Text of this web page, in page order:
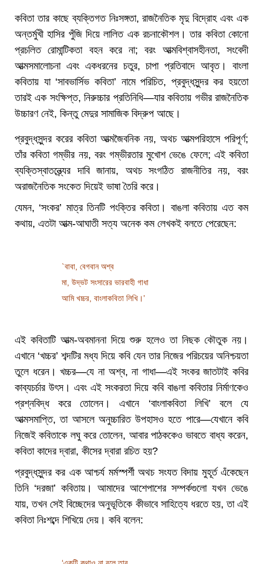
কবিতা তার কাছে ব্যক্তিগত নিঃসঙ্গতা, রাজনৈতিক মৃদু বিদ্রোহ এবং এক
অন্তর্মুখী হাসির পুঁজি দিয়ে লালিত এক রচনাকৌশল। তার কবিতা কোনো
প্রচলিত রোমান্টিকতা বহন করে না; বরং আত্মবিশ্বাসহীনতা, সংবেদী
আত্মসমালোচনা এবং একধরনের চতুর, চাপা প্রতিবাদে আবৃত। বাংলা
কবিতায় যা ‘সাবভার্সিভ কবিতা’ নামে পরিচিত, প্রবুদ্ধসুন্দর কর হয়তো
তারই এক সংক্ষিপ্ত, নিরুচ্চার প্রতিনিধি—যার কবিতায় গভীর রাজনৈতিক
উচ্চারণ নেই, কিন্তু মেদুর সামাজিক বিদ্রুপ আছে।
প্রবুদ্ধসুন্দর করের কবিতা আত্মজৈবনিক নয়, অথচ আত্মপরিহাসে পরিপূর্ণ;
তাঁর কবিতা গম্ভীর নয়, বরং গম্ভীরতার মুখোশ ভেঙে ফেলে; এই কবিতা
ব্যক্তিস্বাতন্ত্র্যের দাবি জানায়, অথচ সংগঠিত রাজনীতির নয়, বরং
অরাজনৈতিক সংকেত দিয়েই ভাষা তৈরি করে।
যেমন, ‘সংকর’ মাত্র তিনটি পংক্তির কবিতা। বাঙলা কবিতায় এত কম
কথায়, এতটা আত্ম-আঘাতী সত্য অনেক কম লেখকই বলতে পেরেছেন:
`বাবা, বেগবান অশ্ব
মা, উদ্ভট সংসারের ভারবাহী গাধা
আমি খচ্চর, বাংলাকবিতা লিখি।’
এই কবিতাটি আত্ম-অবমাননা দিয়ে শুরু হলেও তা নিছক কৌতুক নয়।
এখানে ‘খচ্চর’ শব্দটির মধ্য দিয়ে কবি যেন তার নিজের পরিচয়ের অনিশ্চয়তা
তুলে ধরেন। খচ্চর—যে না অশ্ব, না গাধা—এই সংকর জাতটাই কবির
কাব্যচর্চার উৎস। এবং এই সংকরতা দিয়ে কবি বাঙলা কবিতার নির্মাণকেও
প্রশ্নবিদ্ধ করে তোলেন। এখানে ‘বাংলাকবিতা লিখি’ বলে যে
আত্মসমাপ্তি, তা আসলে অনুচ্চারিত উপহাসও হতে পারে—যেখানে কবি
নিজেই কবিতাকে লঘু করে তোলেন, আবার পাঠককেও ভাবতে বাধ্য করেন,
কবিতা কাদের দ্বারা, কীসের দ্বারা রচিত হয়?
প্রবুদ্ধসুন্দর কর এক আশ্চর্য মর্মস্পর্শী অথচ সংযত বিদায় মুহূর্ত এঁকেছেন
তিনি ‘দরজা’ কবিতায়। আমাদের আশেপাশের সম্পর্কগুলো যখন ভেঙে
যায়, তখন সেই বিচ্ছেদের অনুভূতিকে কীভাবে সাহিত্যে ধরতে হয়, তা এই
কবিতা নিঃশব্দে শিখিয়ে দেয়। কবি বলেন: